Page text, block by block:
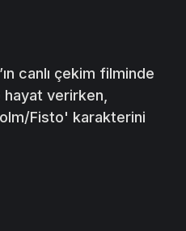
canlı çekim filminde
verirken,
Fisto' karakterini